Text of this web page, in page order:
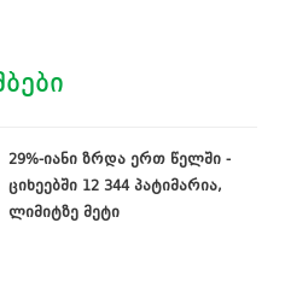
29%-იანი ზრდა ერთ წელში -
ციხეებში 12 344 პატიმარია,
ლიმიტზე მეტი